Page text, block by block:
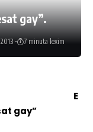
gay”.
7 minuta lexim
E
gay”